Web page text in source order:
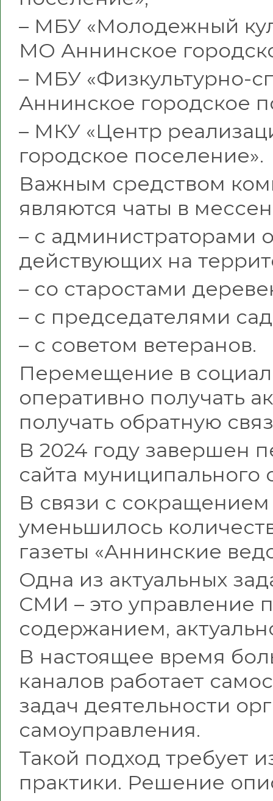
– МБУ «Молодежный
МО Аннинское
– МБУ «Физкультурно-
Аннинское городское
– МКУ «Центр
городское поселение».
Важным средством
являются чаты в
– с администраторами
действующих на
– со старостами
– с председателями
– с советом ветеранов.
Перемещение в
оперативно получать
получать обратную
В 2024 году завершен
сайта муниципального
В связи с
уменьшилось
газеты «Аннинские
Одна из актуальных
СМИ – это управление
содержанием,
В настоящее время
каналов работает
задач деятельности
самоуправления.
Такой подход требует
практики. Решение